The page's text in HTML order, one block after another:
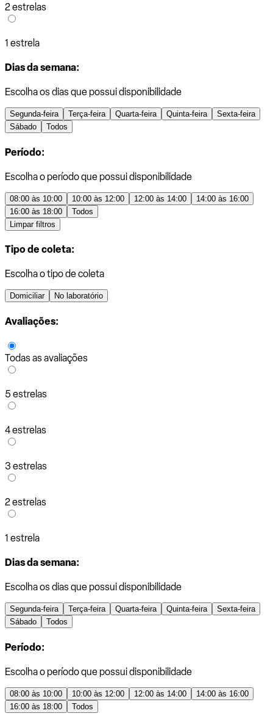
2 estrelas
1 estrela
Dias da semana:
Escolha os dias que possui disponibilidade
Segunda-feira Terça-feira Quarta-feira Quinta-feira
Sexta-feira
Sábado
Todos
Período:
Escolha o período que possui disponibilidade
08:00 às 10:00 10:00 às 12:00 12:00 às 14:00
14:00 às 16:00
16:00 às 18:00
Todos
Limpar filtros
Tipo de coleta:
Escolha o tipo de coleta
Domiciliar No laboratório
Avaliações:
Todas as avaliações
5 estrelas
4 estrelas
3 estrelas
2 estrelas
1 estrela
Dias da semana:
Escolha os dias que possui disponibilidade
Segunda-feira Terça-feira Quarta-feira Quinta-feira
Sexta-feira
Sábado
Todos
Período:
Escolha o período que possui disponibilidade
08:00 às 10:00 10:00 às 12:00 12:00 às 14:00
14:00 às 16:00
16:00 às 18:00
Todos